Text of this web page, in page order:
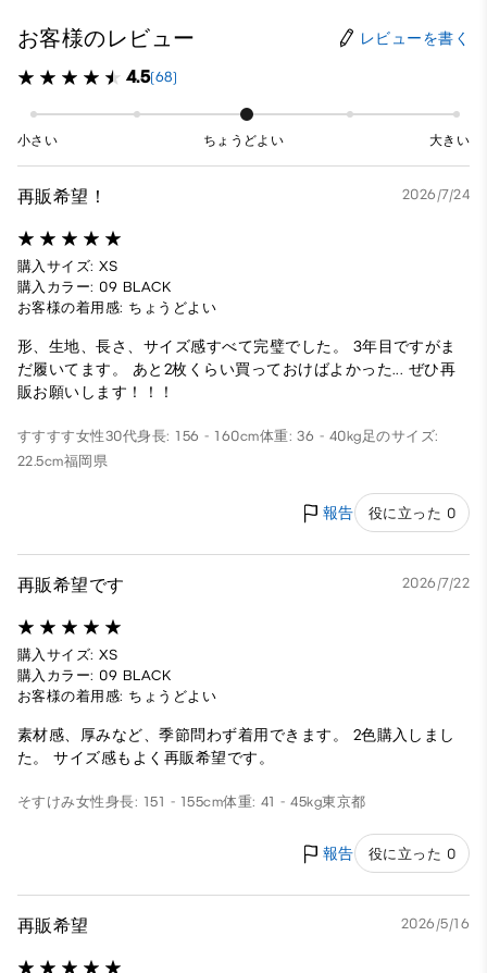
お客様のレビュー レビューを書く
4.5(68)
小さい ちょうどよい 大きい
再販希望！ 2026/7/24
購入サイズ: XS
購入カラー: 09 BLACK
お客様の着用感: ちょうどよい
形、生地、長さ、サイズ感すべて完璧でした。 3年目ですがま
だ履いてます。 あと2枚くらい買っておけばよかった... ぜひ再
販お願いします！！！
すすすす女性30代身長: 156 - 160cm体重: 36 - 40kg足のサイズ:
22.5cm福岡県
報告 役に立った 0
再販希望です 2026/7/22
購入サイズ: XS
購入カラー: 09 BLACK
お客様の着用感: ちょうどよい
素材感、厚みなど、季節問わず着用できます。 2色購入しまし
た。 サイズ感もよく再販希望です。
そすけみ女性身長: 151 - 155cm体重: 41 - 45kg東京都
報告 役に立った 0
再販希望 2026/5/16